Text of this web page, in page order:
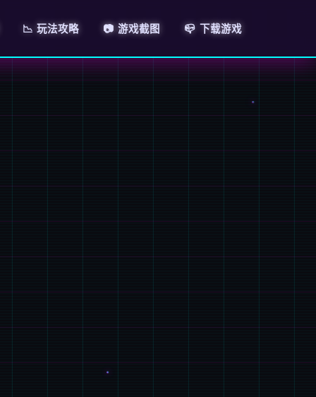
📉 玩法攻略 📷 游戏截图 📪 下载游戏